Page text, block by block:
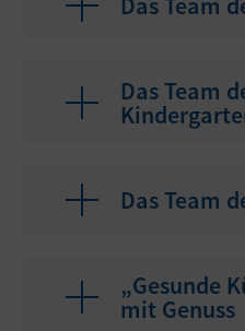
Das Team
Das Team
„Gesunde
mit Genuss